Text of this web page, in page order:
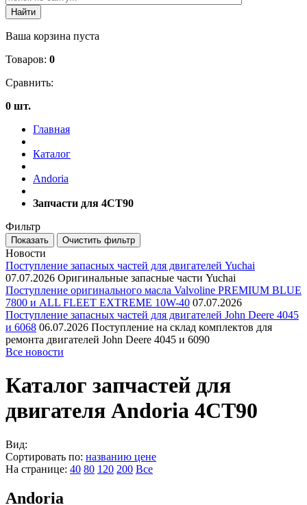
Ваша корзина пуста
Товаров: 0
Сравнить:
0 шт.
Главная
Каталог
Andoria
Запчасти для 4CT90
Фильтр
Новости
Поступление запасных частей для двигателей Yuchai
07.07.2026 Оригинальные запасные части Yuchai
Поступление оригинального масла Valvoline PREMIUM BLUE
7800 и ALL FLEET EXTREME 10W-40 07.07.2026
Поступление запасных частей для двигателей John Deere 4045
и 6068 06.07.2026 Поступление на склад комплектов для
ремонта двигателей John Deere 4045 и 6090
Все новости
Каталог запчастей для
двигателя Andoria 4CT90
Вид:
Сортировать по: названию цене
На странице: 40 80 120 200 Все
Andoria